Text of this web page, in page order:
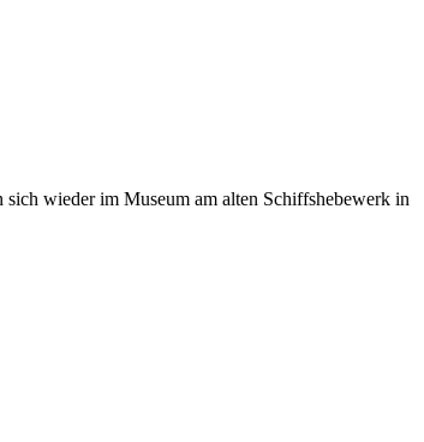
sich wieder im Museum am alten Schiffshebewerk in